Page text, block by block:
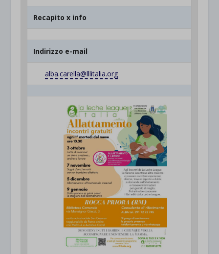
Recapito x info
Indirizzo e-mail
alba.carella@lllitalia.org